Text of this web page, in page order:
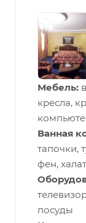
Мебель:
кресла,
Ванная
тапочки,
фен, халат
посуды